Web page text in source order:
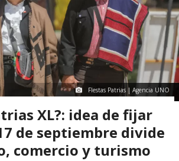
FIestas Patrias | Agencia UNO
XL?: idea de fijar
de septiembre divide
comercio y turismo